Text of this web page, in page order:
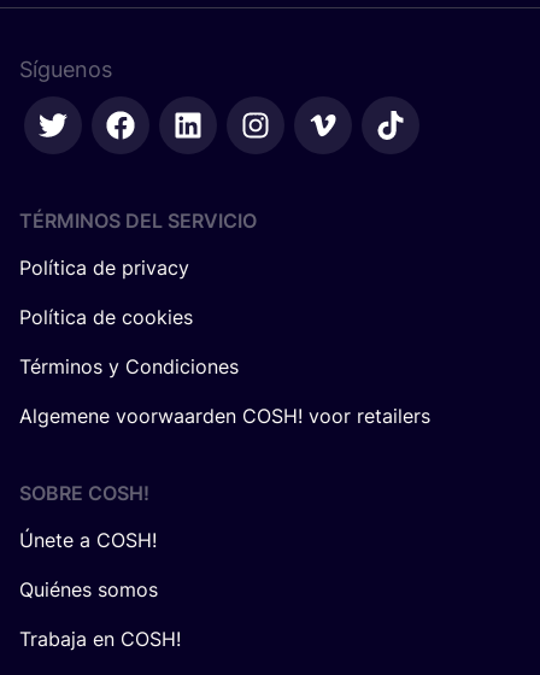
Síguenos
TÉRMINOS DEL SERVICIO
Política de privacy
Política de cookies
Términos y Condiciones
Algemene voorwaarden COSH! voor retailers
SOBRE COSH!
Únete a COSH!
Quiénes somos
Trabaja en COSH!